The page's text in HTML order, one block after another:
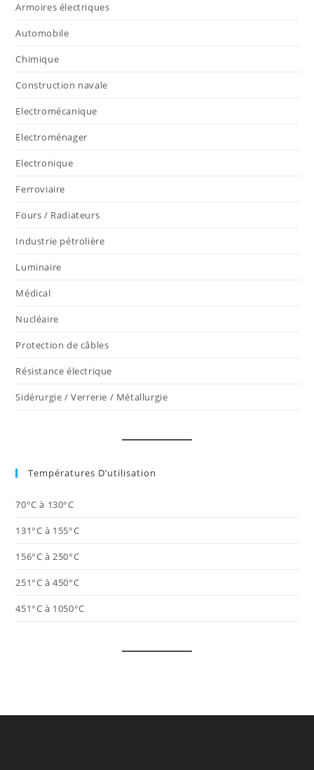
Armoires électriques
Automobile
Chimique
Construction navale
Electromécanique
Electroménager
Electronique
Ferroviaire
Fours / Radiateurs
Industrie pétrolière
Luminaire
Médical
Nucléaire
Protection de câbles
Résistance électrique
Sidérurgie / Verrerie / Métallurgie
Températures D’utilisation
70°C à 130°C
131°C à 155°C
156°C à 250°C
251°C à 450°C
451°C à 1050°C